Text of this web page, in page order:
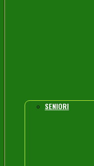
SENIORI